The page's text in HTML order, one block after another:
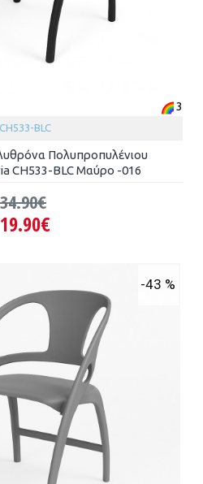
3
CH533-BLC
Πολυπροπυλένιου
CH533-BLC Μαύρο -016
19.90€
34.90€
-43 %